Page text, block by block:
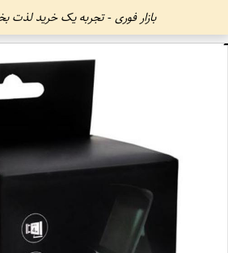
بازار فوری - تجربه یک خرید